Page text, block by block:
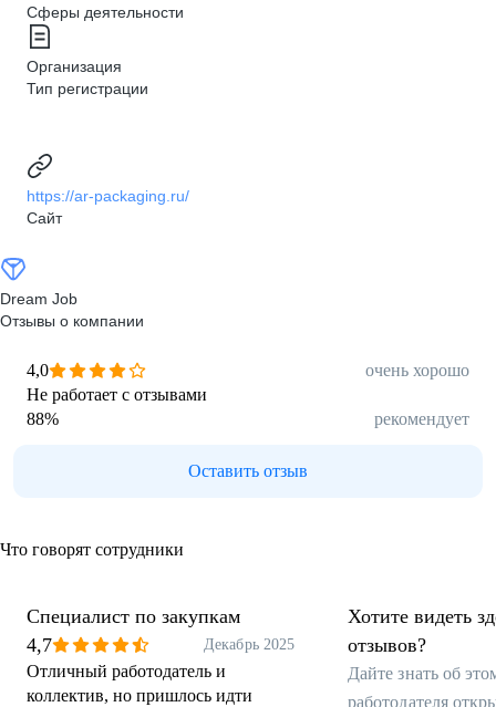
Сферы деятельности
Организация
Тип регистрации
https://ar-packaging.ru/
Сайт
Dream Job
Отзывы о компании
4,0
очень хорошо
Не работает с отзывами
88% рекомендует
Оставить отзыв
Что говорят сотрудники
Специалист по закупкам
4,7
Декабрь 2025
Отличный работодатель и
коллектив, но пришлось идти
Хотите видеть
отзывов?
Дайте знать об
работодателя